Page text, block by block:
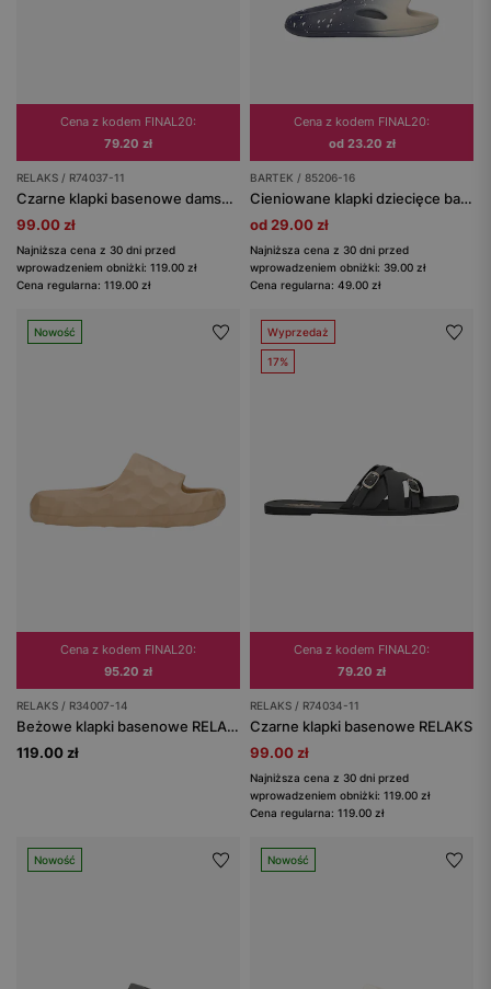
Cena z kodem FINAL20:
79.20 zł
RELAKS / R74037-11
Czarne klapki basenowe damskie RELAKS z kokardkami
99.00 zł
Najniższa cena z 30 dni przed
wprowadzeniem obniżki: 119.00 zł
Cena regularna: 119.00 zł
Cena z kodem FINAL20:
od 23.20 zł
BARTEK / 85206-16
Cieniowane klapki dziecięce basenowe granatowo-beżowe BARTEK 85206-16
od 29.00 zł
Najniższa cena z 30 dni przed
wprowadzeniem obniżki: 39.00 zł
Cena regularna: 49.00 zł
Nowość
Cena z kodem FINAL20:
95.20 zł
RELAKS / R34007-14
Beżowe klapki basenowe RELAKS
119.00 zł
Wyprzedaż
17%
Cena z kodem FINAL20:
79.20 zł
RELAKS / R74034-11
Czarne klapki basenowe RELAKS
99.00 zł
Najniższa cena z 30 dni przed
wprowadzeniem obniżki: 119.00 zł
Cena regularna: 119.00 zł
Nowość Nowość